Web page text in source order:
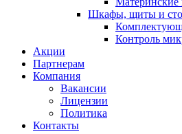
Шкафы, щиты и
Контроль
Акции
Партнерам
Компания
Вакансии
Лицензии
Политика
Контакты